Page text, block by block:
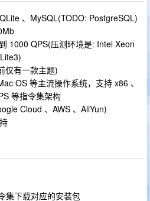
、MySQL(TODO: PostgreSQL)
1000 QPS(压测环境是: Intel Xeon
仅有一款主题)
OS 等主流操作系统，支持 x86 、
等指令集架构
Cloud 、AWS 、AliYun)
集下载对应的安装包